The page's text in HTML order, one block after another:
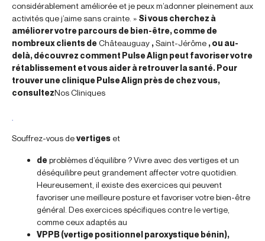
considérablement améliorée et je peux m’adonner pleinement aux
activités que j’aime sans crainte. » Si vous cherchez à
améliorer votre parcours de bien-être, comme de
nombreux clients deChâteauguay ,Saint-Jérôme , ou au-
delà, découvrez comment Pulse Align peut favoriser votre
rétablissement et vous aider à retrouver la santé. Pour
trouver une clinique Pulse Align près de chez vous,
consultezNos Cliniques
Souffrez-vous devertigeset
deproblèmes d’équilibre ? Vivre avec des vertiges et un
déséquilibre peut grandement affecter votre quotidien.
Heureusement, il existe des exercices qui peuvent
favoriser une meilleure posture et favoriser votre bien-être
général. Des exercices spécifiques contre le vertige,
comme ceux adaptés au
VPPB (vertige positionnel paroxystique bénin),